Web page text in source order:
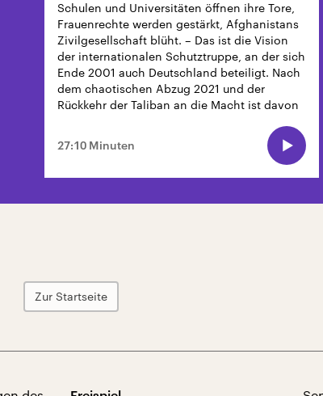
Schulen und Universitäten öffnen ihre Tore,
Frauenrechte werden gestärkt, Afghanistans
Zivilgesellschaft blüht. – Das ist die Vision
der internationalen Schutztruppe, an der sich
Ende 2001 auch Deutschland beteiligt. Nach
dem chaotischen Abzug 2021 und der
Rückkehr der Taliban an die Macht ist davon
27:10 Minuten
Zur Startseite